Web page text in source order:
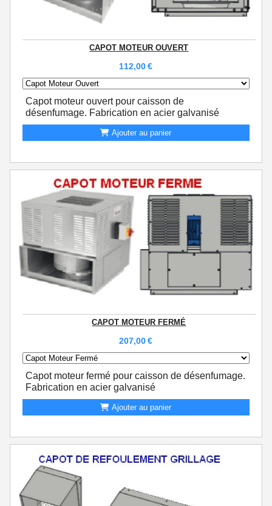
CAPOT MOTEUR OUVERT
112,00€
Capot moteur ouvert pour caisson de
désenfumage. Fabrication en acier galvanisé
Ajouter au panier
CAPOT MOTEUR FERMÉ
207,00€
Capot moteur fermé pour caisson de désenfumage.
Fabrication en acier galvanisé
Ajouter au panier